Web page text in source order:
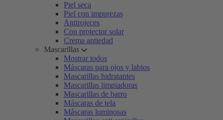
Piel seca
Piel con impurezas
Antirojeces
Con protector solar
Crema antiedad
Mascarillas
Mostrar todos
Máscaras para ojos y labios
Mascarillas hidratantes
Mascarillas limpiadoras
Mascarillas de barro
Máscaras de tela
Máscaras luminosas